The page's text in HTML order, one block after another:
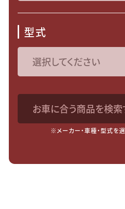
型式
お車に合う商品を検索
※メーカー・車種・型式を選